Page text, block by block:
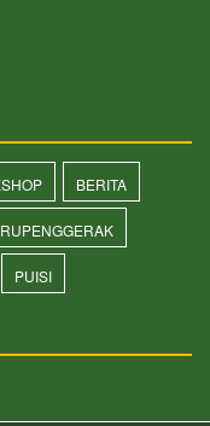
BERITA
PUISI